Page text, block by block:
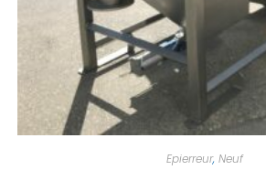
Epierreur, Neuf